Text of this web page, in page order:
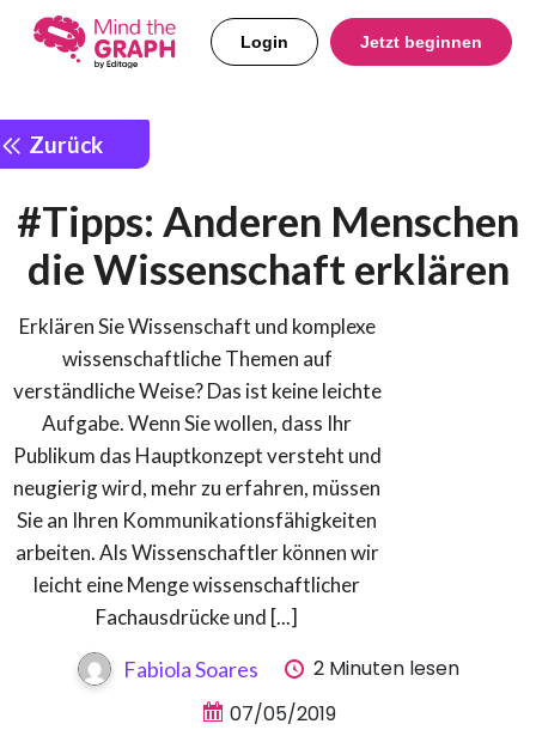
Login Jetzt beginnen
Zurück
#Tipps: Anderen Menschen
die Wissenschaft erklären
Erklären Sie Wissenschaft und komplexe
wissenschaftliche Themen auf
verständliche Weise? Das ist keine leichte
Aufgabe. Wenn Sie wollen, dass Ihr
Publikum das Hauptkonzept versteht und
neugierig wird, mehr zu erfahren, müssen
Sie an Ihren Kommunikationsfähigkeiten
arbeiten. Als Wissenschaftler können wir
leicht eine Menge wissenschaftlicher
Fachausdrücke und [...]
Fabiola Soares
2 Minuten lesen
07/05/2019